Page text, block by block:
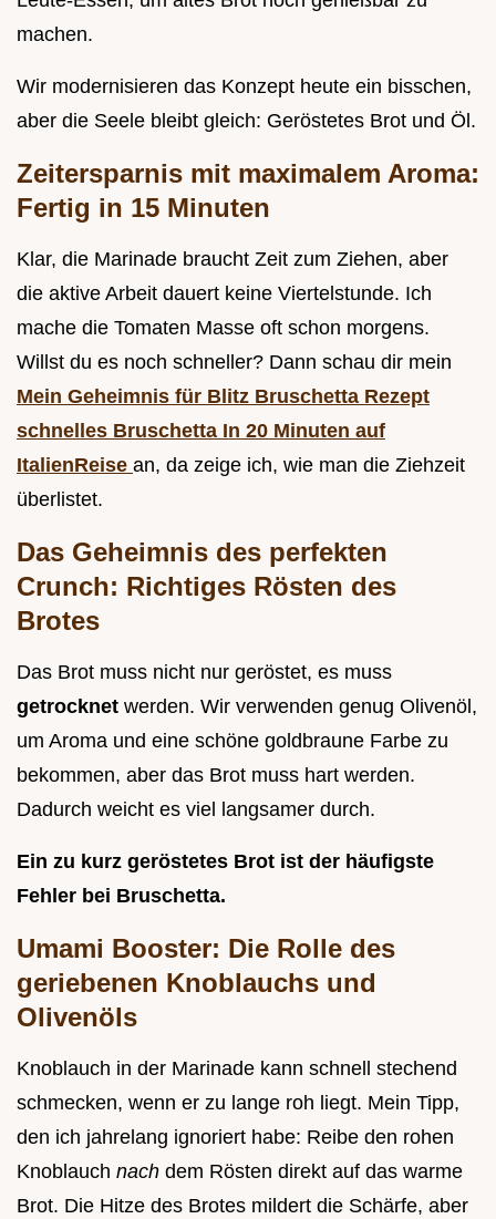
machen.
Wir modernisieren das Konzept heute ein bisschen,
aber die Seele bleibt gleich: Geröstetes Brot und Öl.
Zeitersparnis mit maximalem Aroma:
Fertig in 15 Minuten
Klar, die Marinade braucht Zeit zum Ziehen, aber
die aktive Arbeit dauert keine Viertelstunde. Ich
mache die Tomaten Masse oft schon morgens.
Willst du es noch schneller? Dann schau dir mein
Mein Geheimnis für Blitz Bruschetta Rezept
schnelles Bruschetta In 20 Minuten auf
ItalienReise an, da zeige ich, wie man die Ziehzeit
überlistet.
Das Geheimnis des perfekten
Crunch: Richtiges Rösten des
Brotes
Das Brot muss nicht nur geröstet, es muss
getrocknet werden. Wir verwenden genug Olivenöl,
um Aroma und eine schöne goldbraune Farbe zu
bekommen, aber das Brot muss hart werden.
Dadurch weicht es viel langsamer durch.
Ein zu kurz geröstetes Brot ist der häufigste
Fehler bei Bruschetta.
Umami Booster: Die Rolle des
geriebenen Knoblauchs und
Olivenöls
Knoblauch in der Marinade kann schnell stechend
schmecken, wenn er zu lange roh liegt. Mein Tipp,
den ich jahrelang ignoriert habe: Reibe den rohen
Knoblauch nach dem Rösten direkt auf das warme
Brot. Die Hitze des Brotes mildert die Schärfe, aber